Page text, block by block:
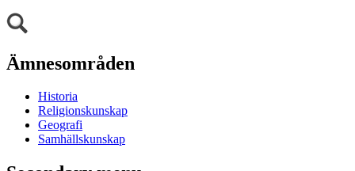
Ämnesområden
Historia
Religionskunskap
Geografi
Samhällskunskap